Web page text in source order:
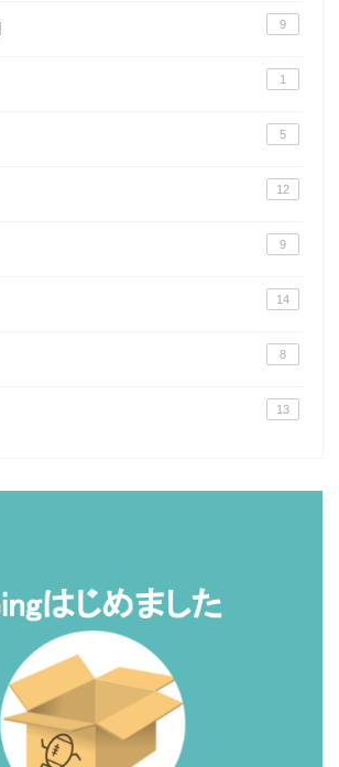
9
1
5
12
9
14
8
13